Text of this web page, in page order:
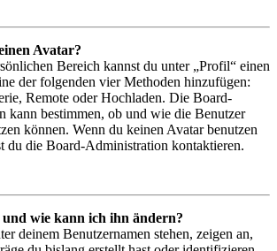
Avatar?
Bereich kannst du unter „Profil“ einen
der folgenden vier Methoden hinzufügen:
Remote oder Hochladen. Die Board-
kann bestimmen, ob und wie die Benutzer
können. Wenn du keinen Avatar benutzen
du die Board-Administration kontaktieren.
und wie kann ich ihn ändern?
deinem Benutzernamen stehen, zeigen an,